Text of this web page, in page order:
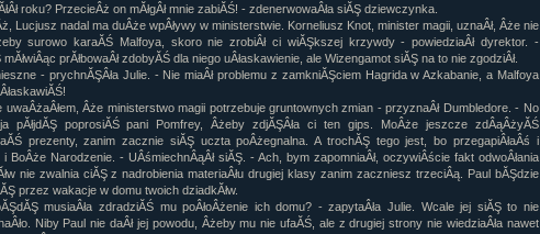
roku? PrzecieÂż on mĂłgÂł mnie zabiĂŚ! - zdenerwowaÂła siĂŞ dziewczynka.
Lucjusz nadal ma duÂże wpÂływy w ministerstwie. Korneliusz Knot, minister magii, uznaÂł, Âże nie
surowo karaĂŚ Malfoya, skoro nie zrobiÂł ci wiĂŞkszej krzywdy - powiedziaÂł dyrektor. -
mĂłwiÂąc prĂłbowaÂł zdobyĂŚ dla niego uÂłaskawienie, ale Wizengamot siĂŞ na to nie zgodziÂł.
- prychnĂŞÂła Julie. - Nie miaÂł problemu z zamkniĂŞciem Hagrida w Azkabanie, a Malfoya
uwaÂżaÂłem, Âże ministerstwo magii potrzebuje gruntownych zmian - przyznaÂł Dumbledore. - No
pĂłjdĂŞ poprosiĂŚ pani Pomfrey, Âżeby zdjĂŞÂła ci ten gips. MoÂże jeszcze zdÂąÂżyĂŚ
prezenty, zanim zacznie siĂŞ uczta poÂżegnalna. A trochĂŞ tego jest, bo przegapiÂłaÂś i
i BoÂże Narodzenie. - UÂśmiechnÂąÂł siĂŞ. - Ach, bym zapomniaÂł, oczywiÂście fakt odwoÂłania
nie zwalnia ciĂŞ z nadrobienia materiaÂłu drugiej klasy zanim zaczniesz trzeciÂą. Paul bĂŞdzie
przez wakacje w domu twoich dziadkĂłw.
musiaÂła zdradziĂŚ mu poÂłoÂżenie ich domu? - zapytaÂła Julie. Wcale jej siĂŞ to nie
Niby Paul nie daÂł jej powodu, Âżeby mu nie ufaĂŚ, ale z drugiej strony nie wiedziaÂła nawet